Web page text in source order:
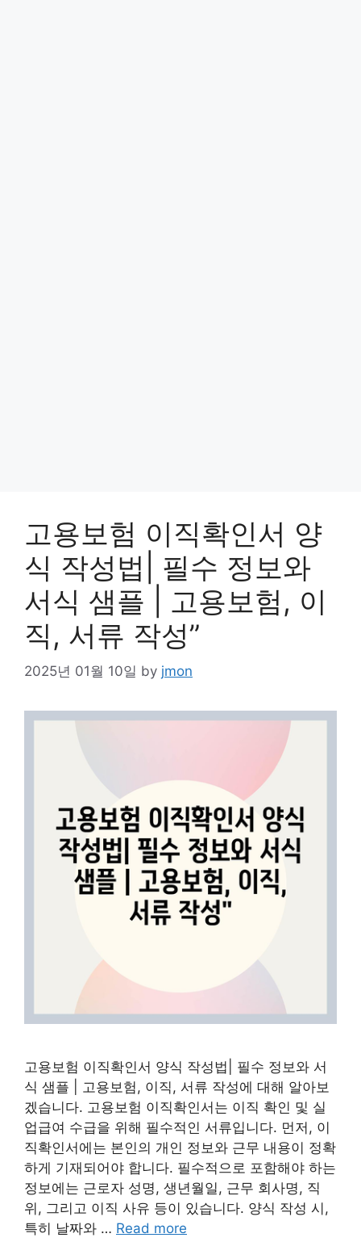
고용보험 이직확인서 양
식 작성법| 필수 정보와
서식 샘플 | 고용보험, 이
직, 서류 작성”
2025년 01월 10일 by jmon
고용보험 이직확인서 양식 작성법| 필수 정보와 서
식 샘플 | 고용보험, 이직, 서류 작성에 대해 알아보
겠습니다. 고용보험 이직확인서는 이직 확인 및 실
업급여 수급을 위해 필수적인 서류입니다. 먼저, 이
직확인서에는 본인의 개인 정보와 근무 내용이 정확
하게 기재되어야 합니다. 필수적으로 포함해야 하는
정보에는 근로자 성명, 생년월일, 근무 회사명, 직
위, 그리고 이직 사유 등이 있습니다. 양식 작성 시,
특히 날짜와 … Read more